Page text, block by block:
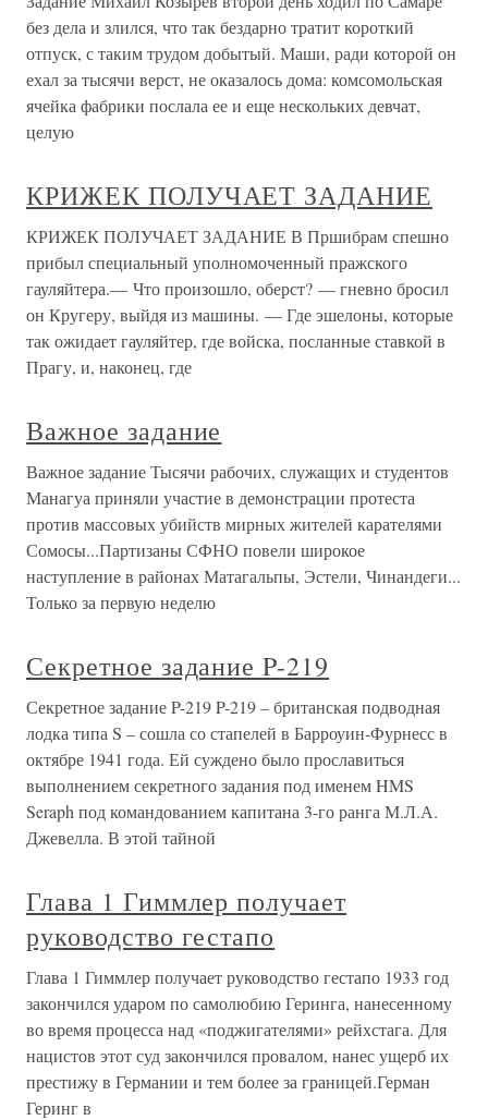
без дела и злился, что так бездарно тратит короткий
отпуск, с таким трудом добытый. Маши, ради которой он
ехал за тысячи верст, не оказалось дома: комсомольская
ячейка фабрики послала ее и еще нескольких девчат,
целую
КРИЖЕК ПОЛУЧАЕТ ЗАДАНИЕ
КРИЖЕК ПОЛУЧАЕТ ЗАДАНИЕ В Пршибрам спешно
прибыл специальный уполномоченный пражского
гауляйтера.— Что произошло, оберст? — гневно бросил
он Кругеру, выйдя из машины. — Где эшелоны, которые
так ожидает гауляйтер, где войска, посланные ставкой в
Прагу, и, наконец, где
Важное задание
Важное задание Тысячи рабочих, служащих и студентов
Манагуа приняли участие в демонстрации протеста
против массовых убийств мирных жителей карателями
Сомосы...Партизаны СФНО повели широкое
наступление в районах Матагальпы, Эстели, Чинандеги...
Только за первую неделю
Секретное задание P-219
Секретное задание P-219 P-219 – британская подводная
лодка типа S – сошла со стапелей в Барроуин-Фурнесс в
октябре 1941 года. Ей суждено было прославиться
выполнением секретного задания под именем HMS
Seraph под командованием капитана 3-го ранга М.Л.А.
Джевелла. В этой тайной
Глава 1 Гиммлер получает
руководство гестапо
Глава 1 Гиммлер получает руководство гестапо 1933 год
закончился ударом по самолюбию Геринга, нанесенному
во время процесса над «поджигателями» рейхстага. Для
нацистов этот суд закончился провалом, нанес ущерб их
престижу в Германии и тем более за границей.Герман
Геринг в